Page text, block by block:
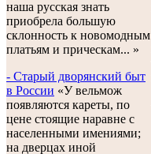
наша русская знать
приобрела большую
склонность к новомодным
платьям и прическам... »
- Старый дворянский быт
в России «У вельмож
появляются кареты, по
цене стоящие наравне с
населенными имениями;
на дверцах иной